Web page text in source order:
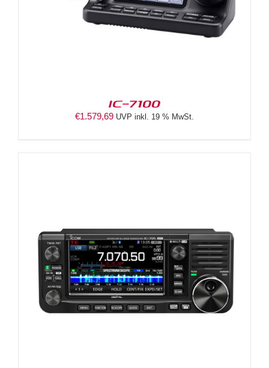
IC-7100
€1.579,69 UVP inkl. 19 % MwSt.